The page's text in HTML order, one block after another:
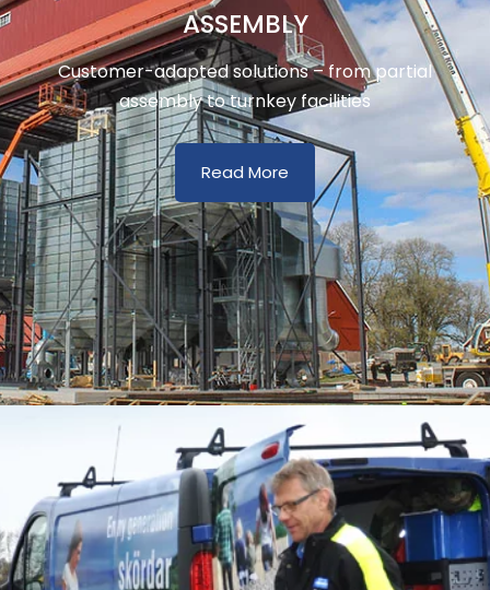
ASSEMBLY
Customer-adapted solutions – from partial
assembly to turnkey facilities
Read More